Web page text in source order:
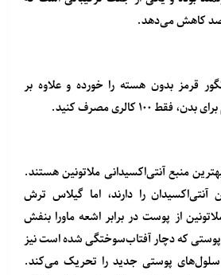
۲۰ حبه انگور قرمز بدون هسته را خورده و علاوه بر
۱۰۰ کالری مصرف کنید.
منبع آنتی‌اکسیدانی ملاتونین هستند.
را دارند، اما گیلاس ترش
از پوست در برابر اشعه ماورا بنفش
که دچار آفتاب‌سوختگی شده است نیز
پوستی جدید را تحریک می‌کند.